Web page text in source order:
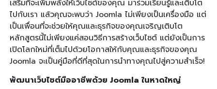
เสริมที่จะเพิ่มพลังให้เว็บไซต์ของคุณ มาร่วมเรียนรู้และเติบโต
ไปกับเรา แล้วคุณจะพบว่า Joomla ไม่เพียงเป็นเครื่องมือ แต่
เป็นเพื่อนที่จะช่วยให้คุณและธุรกิจของคุณเจริญเติบโต
หลักสูตรนี้ไม่เพียงแค่สอนวิธีการสร้างเว็บไซต์ แต่ยังเป็นการ
เปิดโลกใหม่ที่เต็มไปด้วยโอกาสให้กับคุณและธุรกิจของคุณ
Joomla จะเป็นคู่มือที่ดีที่สุดในการนำทางคุณไปสู่ความสำเร็จ!
พัฒนาเว็บไซต์มืออาชีพด้วย Joomla ในหาดใหญ่